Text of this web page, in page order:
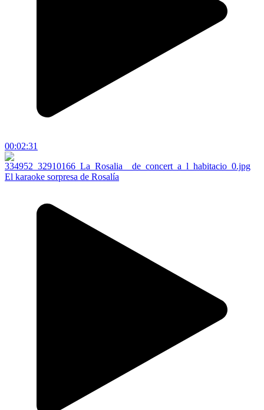
00:02:31
El karaoke sorpresa de Rosalía